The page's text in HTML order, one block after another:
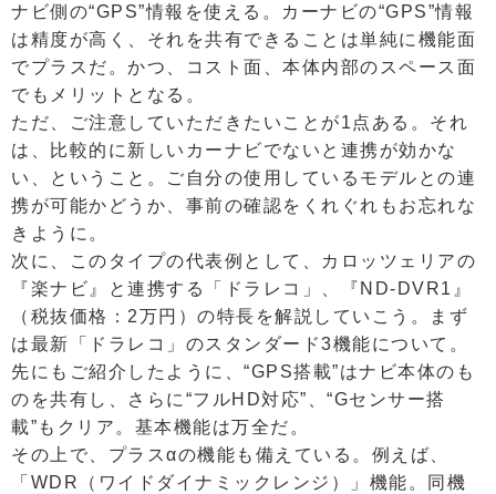
ナビ側の“GPS”情報を使える。カーナビの“GPS”情報
は精度が高く、それを共有できることは単純に機能面
でプラスだ。かつ、コスト面、本体内部のスペース面
でもメリットとなる。
ただ、ご注意していただきたいことが1点ある。それ
は、比較的に新しいカーナビでないと連携が効かな
い、ということ。ご自分の使用しているモデルとの連
携が可能かどうか、事前の確認をくれぐれもお忘れな
きように。
次に、このタイプの代表例として、カロッツェリアの
『楽ナビ』と連携する「ドラレコ」、『ND-DVR1』
（税抜価格：2万円）の特長を解説していこう。まず
は最新「ドラレコ」のスタンダード3機能について。
先にもご紹介したように、“GPS搭載”はナビ本体のも
のを共有し、さらに“フルHD対応”、“Gセンサー搭
載”もクリア。基本機能は万全だ。
その上で、プラスαの機能も備えている。例えば、
「WDR（ワイドダイナミックレンジ）」機能。同機